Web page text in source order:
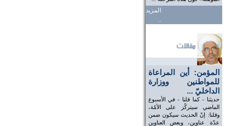
المزيد
..
المؤمن: أين المراعاة
للمواطنين ووزارة
الداخليّ ...
حديثنا - كما قلنا - في الأسبوع
الماضي سيتركّز على الأمّة،
وقلنا: إنّ الحديث سيكون ضمن
عدّة عناوين، وبعض العناوين